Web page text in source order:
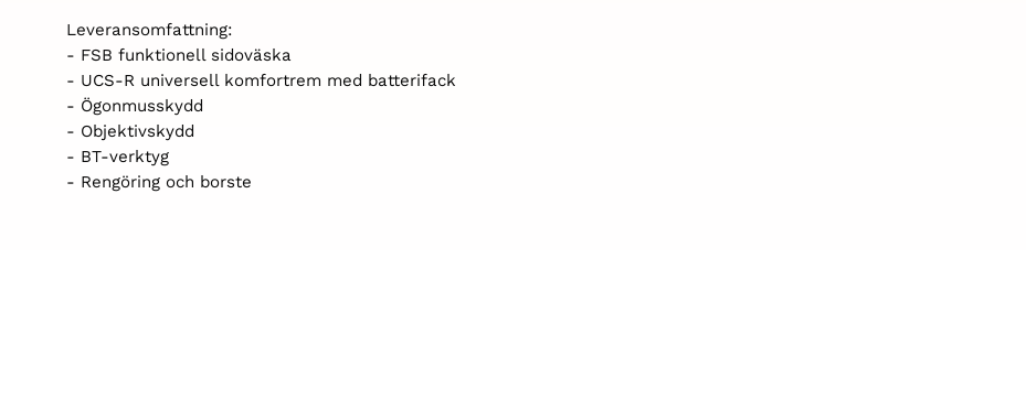
Leveransomfattning:
- FSB funktionell sidoväska
- UCS-R universell komfortrem med batterifack
- Ögonmusskydd
- Objektivskydd
- BT-verktyg
- Rengöring och borste